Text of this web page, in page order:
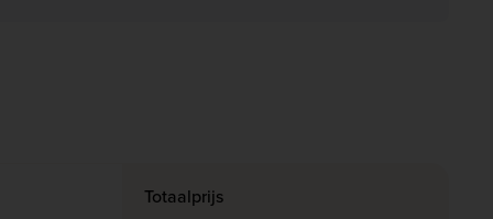
Totaalprijs